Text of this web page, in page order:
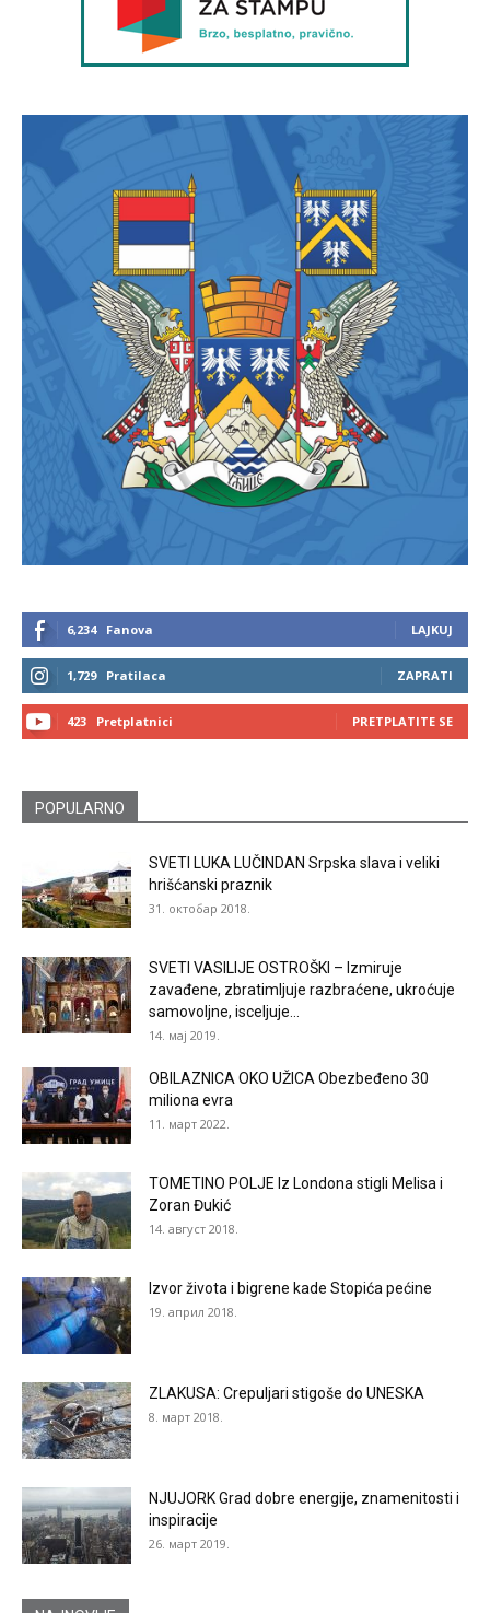
6,234 Fanova LAJKUJ
1,729 Pratilaca ZAPRATI
423 Pretplatnici PRETPLATITE SE
POPULARNO
SVETI LUKA LUČINDAN Srpska slava i veliki
hrišćanski praznik
31. октобар 2018.
SVETI VASILIJE OSTROŠKI – Izmiruje
zavađene, zbratimljuje razbraćene, ukroćuje
samovoljne, isceljuje...
14. мај 2019.
OBILAZNICA OKO UŽICA Obezbeđeno 30
miliona evra
11. март 2022.
TOMETINO POLJE Iz Londona stigli Melisa i
Zoran Đukić
14. август 2018.
Izvor života i bigrene kade Stopića pećine
19. април 2018.
ZLAKUSA: Crepuljari stigoše do UNESKA
8. март 2018.
NJUJORK Grad dobre energije, znamenitosti i
inspiracije
26. март 2019.